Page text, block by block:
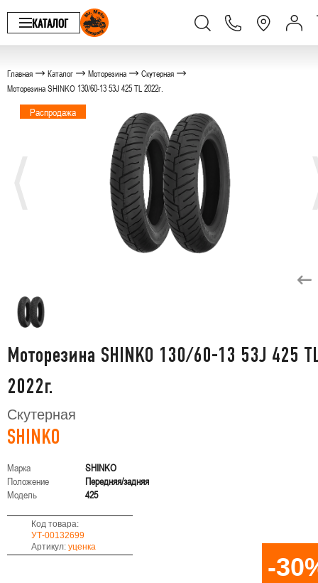
КАТАЛОГ
Главная Каталог Моторезина
Скутерная
Моторезина SHINKO 130/60-13 53J 425 TL 2022г.
Распродажа
Моторезина SHINKO 130/60-13 53J 425
2022г.
Скутерная
SHINKO
Марка
SHINKO
Положение
Передняя/задняя
Модель
425
Код товара:
УТ-00132699
Артикул: уценка
-